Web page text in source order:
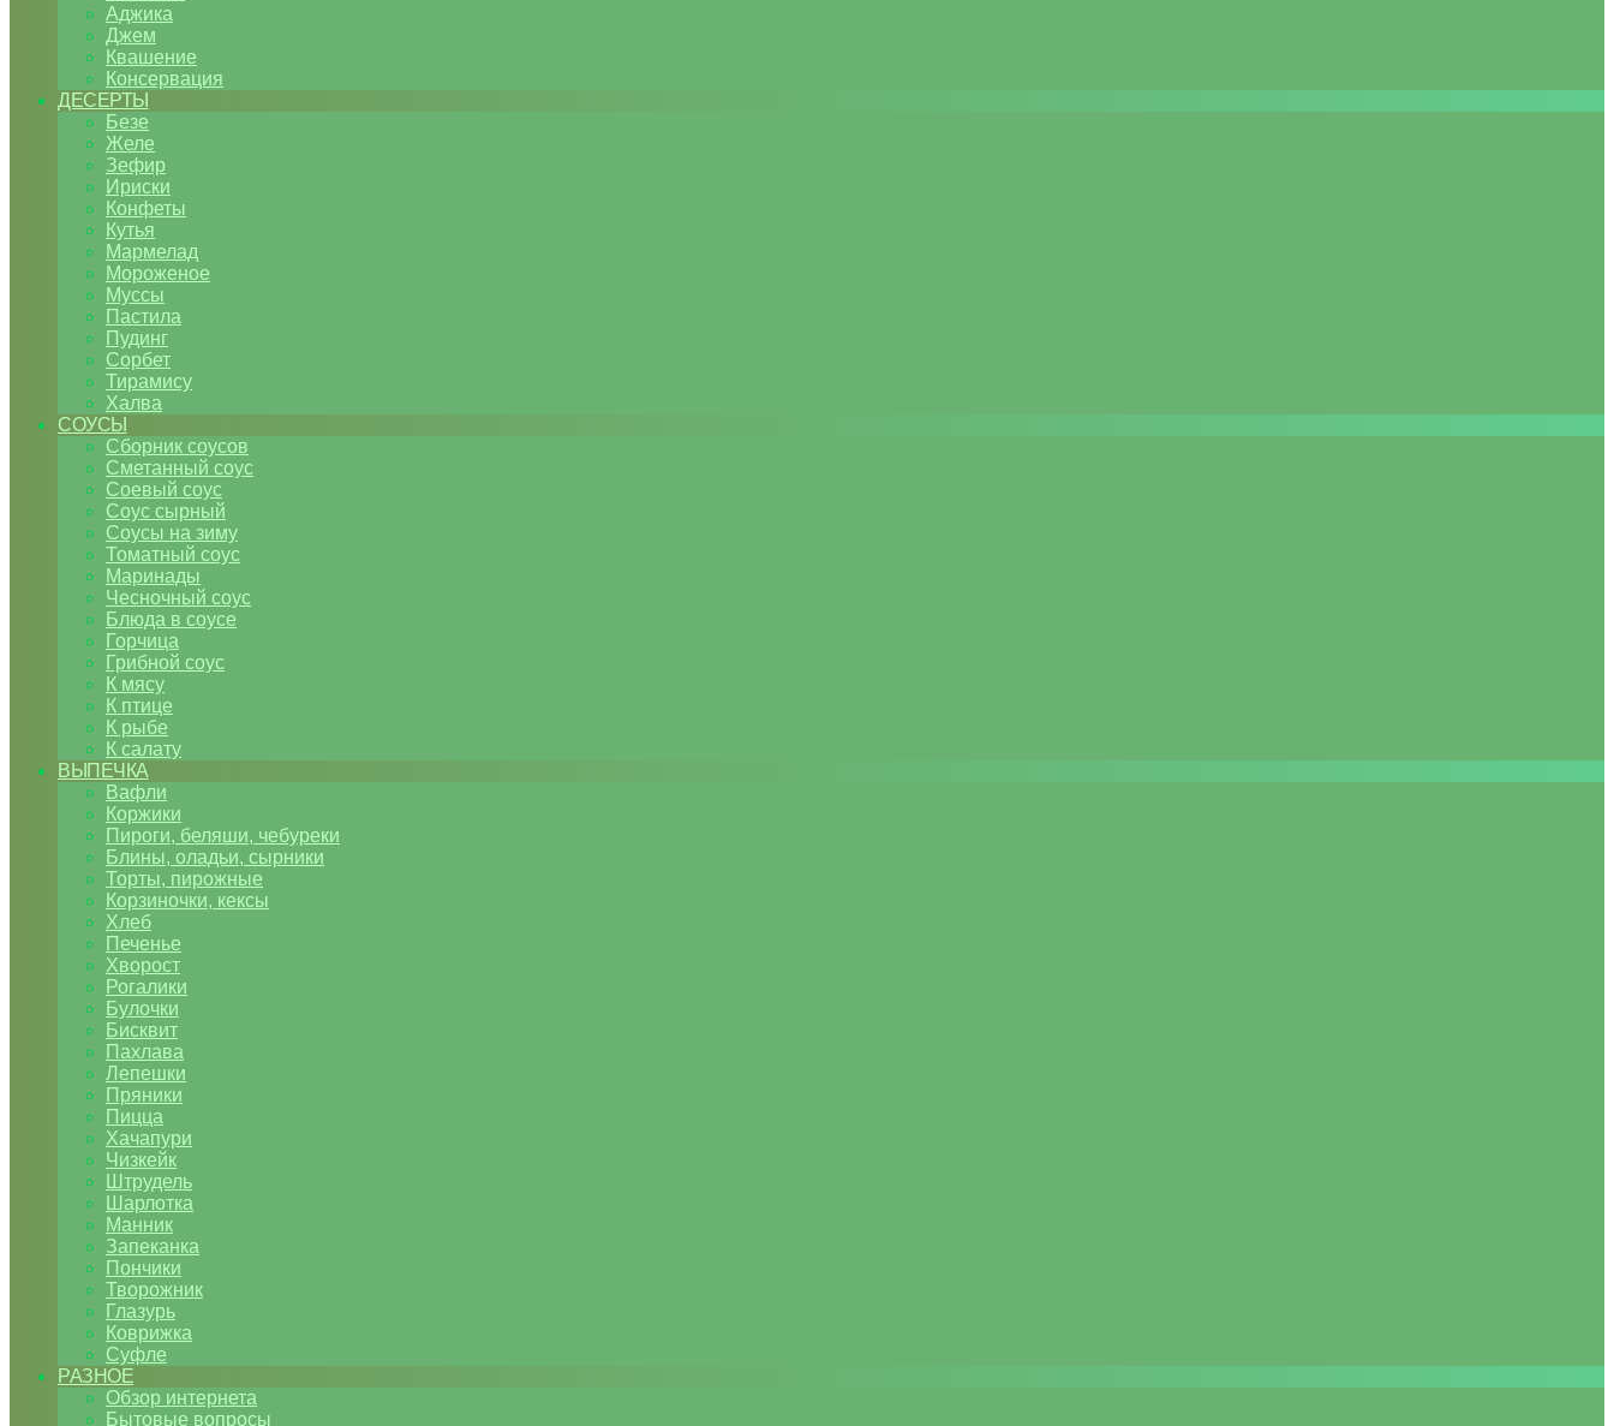
Аджика
Джем
Квашение
Консервация
ДЕСЕРТЫ
Безе
Желе
Зефир
Ириски
Конфеты
Кутья
Мармелад
Мороженое
Муссы
Пастила
Пудинг
Сорбет
Тирамису
Халва
СОУСЫ
Сборник соусов
Сметанный соус
Соевый соус
Соус сырный
Соусы на зиму
Томатный соус
Маринады
Чесночный соус
Блюда в соусе
Горчица
Грибной соус
К мясу
К птице
К рыбе
К салату
ВЫПЕЧКА
Вафли
Коржики
Пироги, беляши, чебуреки
Блины, оладьи, сырники
Торты, пирожные
Корзиночки, кексы
Хлеб
Печенье
Хворост
Рогалики
Булочки
Бисквит
Пахлава
Лепешки
Пряники
Пицца
Хачапури
Чизкейк
Штрудель
Шарлотка
Манник
Запеканка
Пончики
Творожник
Глазурь
Коврижка
Суфле
РАЗНОЕ
Обзор интернета
Бытовые вопросы